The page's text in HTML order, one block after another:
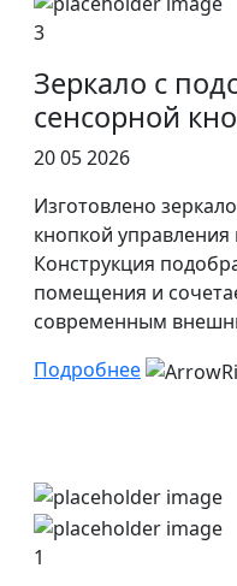
3
Зеркало с
сенсорной
20 05 2026
Изготовлено
кнопкой управления
Конструкция
помещения и
современным
Подробнее
1